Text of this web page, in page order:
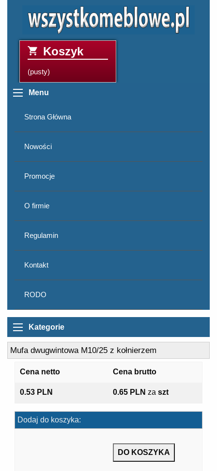
Koszyk
(pusty)
Menu
Strona Główna
Nowości
Promocje
O firmie
Regulamin
Kontakt
RODO
Kategorie
Mufa dwugwintowa M10/25 z kołnierzem
Cena netto Cena brutto
0.53 PLN 0.65 PLN za szt
Dodaj do koszyka: